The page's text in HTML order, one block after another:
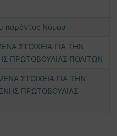
παρόντος Νόμου
ΣΤΟΙΧΕΙΑ ΓΙΑ ΤΗΝ
ΠΡΩΤΟΒΟΥΛΙΑΣ ΠΟΛΙΤΩΝ
ΣΤΟΙΧΕΙΑ ΓΙΑ ΤΗΝ
ΠΡΩΤΟΒΟΥΛΙΑΣ